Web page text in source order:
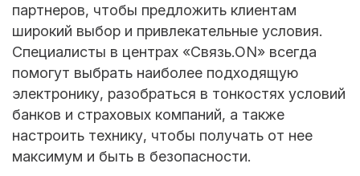
партнеров, чтобы предложить клиентам
широкий выбор и привлекательные условия.
Специалисты в центрах «Связь.ON» всегда
помогут выбрать наиболее подходящую
электронику, разобраться в тонкостях условий
банков и страховых компаний, а также
настроить технику, чтобы получать от нее
максимум и быть в безопасности.